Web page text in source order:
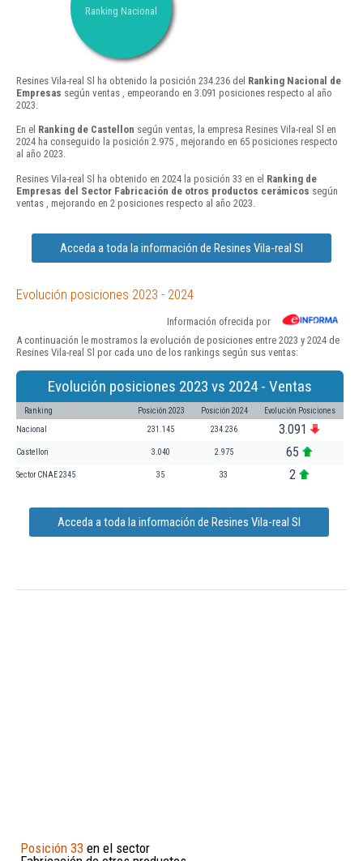
Ranking Nacional
Resines Vila-real Sl ha obtenido la posición 234.236 del Ranking Nacional de
Empresas según ventas , empeorando en 3.091 posiciones respecto al año
2023.
En el Ranking de Castellon según ventas, la empresa Resines Vila-real Sl en
2024 ha conseguido la posición 2.975 , mejorando en 65 posiciones respecto
al año 2023.
Resines Vila-real Sl ha obtenido en 2024 la posición 33 en el Ranking de
Empresas del Sector Fabricación de otros productos cerámicos según
ventas , mejorando en 2 posiciones respecto al año 2023.
Acceda a toda la información de Resines Vila-real Sl
Evolución posiciones 2023 - 2024
Información ofrecida por
A continuación le mostramos la evolución de posiciones entre 2023 y 2024 de
Resines Vila-real Sl por cada uno de los rankings según sus ventas:
Evolución posiciones 2023 vs 2024 - Ventas
Ranking Posición 2023 Posición 2024 Evolución Posiciones
Nacional 231.145 234.236 3.091
Castellon 3.040 2.975 65
Sector CNAE 2345 35 33 2
Acceda a toda la información de Resines Vila-real Sl
Posición 33 en el sector